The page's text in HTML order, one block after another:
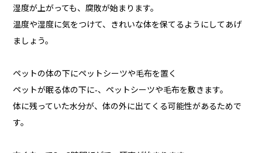
湿度が上がっても、腐敗が始まります。
温度や湿度に気をつけて、きれいな体を保てるようにしてあげ
ましょう。
ペットの体の下にペットシーツや毛布を置く
ペットが眠る体の下に-、ペットシーツや毛布を敷きます。
体に残っていた水分が、体の外に出てくる可能性があるためで
す。